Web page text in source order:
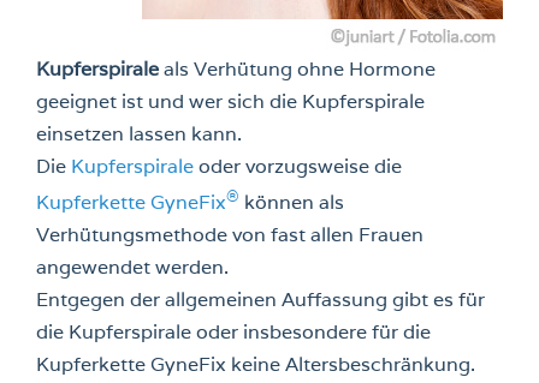
Kupferspiraleals Verhütung ohne Hormone
geeignet ist und wer sich die Kupferspirale
einsetzen lassen kann.
Die Kupferspiraleoder vorzugsweise die
Kupferkette GyneFix® können als
Verhütungsmethode von fast allen Frauen
angewendet werden.
Entgegen der allgemeinen Auffassung gibt es für
die Kupferspirale oder insbesondere für die
Kupferkette GyneFix keine Altersbeschränkung.